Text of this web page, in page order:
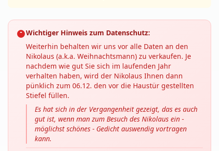
Wichtiger Hinweis zum Datenschutz:
Weiterhin behalten wir uns vor alle Daten an den
Nikolaus (a.k.a. Weihnachtsmann) zu verkaufen. Je
nachdem wie gut Sie sich im laufenden Jahr
verhalten haben, wird der Nikolaus Ihnen dann
pünklich zum 06.12. den vor die Haustür gestellten
Stiefel füllen.
Es hat sich in der Vergangenheit gezeigt, das es auch
gut ist, wenn man zum Besuch des Nikolaus ein -
möglichst schönes - Gedicht auswendig vortragen
kann.